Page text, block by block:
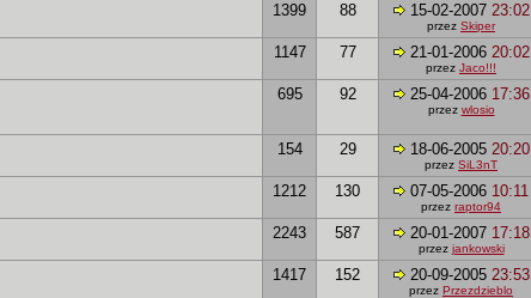
1399 88 15-02-2007 23:02
przez Skiper
1147 77 21-01-2006 20:02
przez Jaco!!!
695 92 25-04-2006 17:36
przez wlosio
154 29 18-06-2005 20:20
przez SiL3nT
1212 130 07-05-2006 10:11
przez raptor94
2243 587 20-01-2007 17:18
przez jankowski
1417 152 20-09-2005 23:53
przez Przezdzieblo